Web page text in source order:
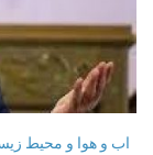
اب و هوا و محیط